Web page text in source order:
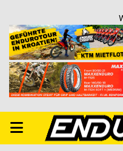
PRIMARY